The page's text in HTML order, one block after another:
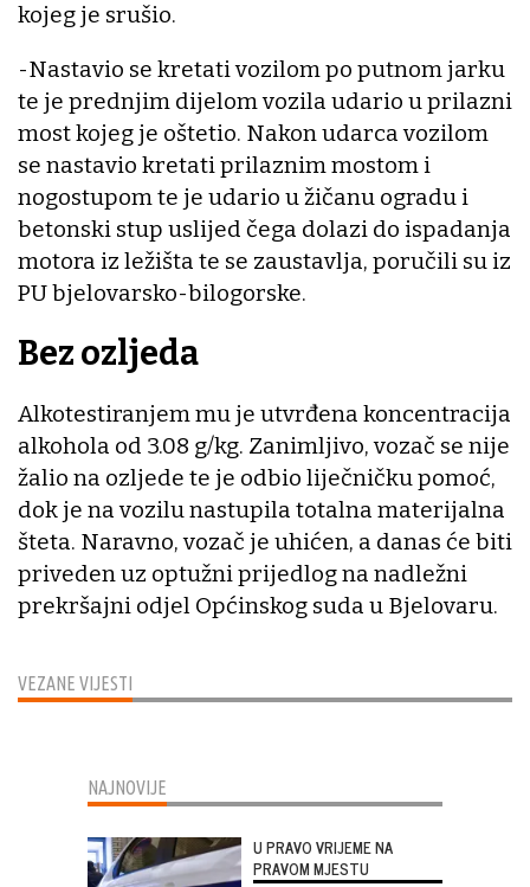
VEZANE VIJESTI
kojeg je srušio.
-Nastavio se kretati vozilom po putnom jarku
te je prednjim dijelom vozila udario u prilazni
most kojeg je oštetio. Nakon udarca vozilom
se nastavio kretati prilaznim mostom i
nogostupom te je udario u žičanu ogradu i
betonski stup uslijed čega dolazi do ispadanja
motora iz ležišta te se zaustavlja, poručili su iz
PU bjelovarsko-bilogorske.
Bez ozljeda
Alkotestiranjem mu je utvrđena koncentracija
alkohola od 3.08 g/kg. Zanimljivo, vozač se nije
žalio na ozljede te je odbio liječničku pomoć,
dok je na vozilu nastupila totalna materijalna
šteta. Naravno, vozač je uhićen, a danas će biti
priveden uz optužni prijedlog na nadležni
prekršajni odjel Općinskog suda u Bjelovaru.
NAJNOVIJE
U PRAVO VRIJEME NA
PRAVOM MJESTU